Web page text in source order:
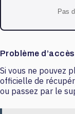
Pas
Problème d’accès
Si vous ne pouvez
officielle de
ou passez par le